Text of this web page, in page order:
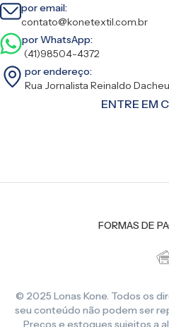
por email:
contato@konetextil.com.br
por WhatsApp:
(41)98504-4372
por endereço:
Rua Jornalista Reinaldo
ENTRE EM
FORMAS DE
© 2025 Lonas Kone. Todos os
seu conteúdo não podem ser
Preços e estoques sujeitos a